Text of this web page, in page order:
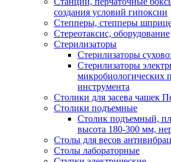
создания условий гипоксии
Степперы, степперы
Стереотаксис, оборудование
Стерилизаторы
Стерилизаторы
Стерилизаторы
микробиологических
инструмента
Столики для засева чашек
Столики подъемные
Столик подъемный,
высота 180-300 мм,
Столы для весов
Столы лабораторные